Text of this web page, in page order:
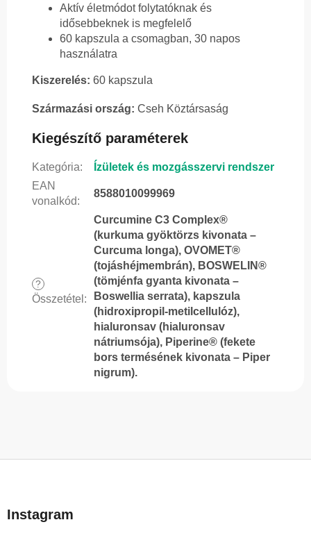
Aktív életmódot folytatóknak és
idősebbeknek is megfelelő
60 kapszula a csomagban, 30 napos
használatra
Kiszerelés: 60 kapszula
Származási ország: Cseh Köztársaság
Kiegészítő paraméterek
Kategória:
Ízületek és mozgásszervi rendszer
EAN
vonalkód:
8588010099969
?
Összetétel :
Curcumine C3 Complex®
(kurkuma gyöktörzs kivonata –
Curcuma longa), OVOMET®
(tojáshéjmembrán), BOSWELIN®
(tömjénfa gyanta kivonata –
Boswellia serrata), kapszula
(hidroxipropil-metilcellulóz),
hialuronsav (hialuronsav
nátriumsója), Piperine® (fekete
bors termésének kivonata – Piper
nigrum).
bInstagram